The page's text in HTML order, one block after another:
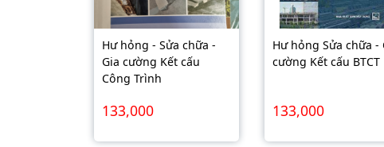
Hư hỏng - Sửa chữa -
Gia cường Kết cấu
Công Trình
133,000
Hư hỏng Sửa chữa -
cường Kết cấu BTCT
133,000